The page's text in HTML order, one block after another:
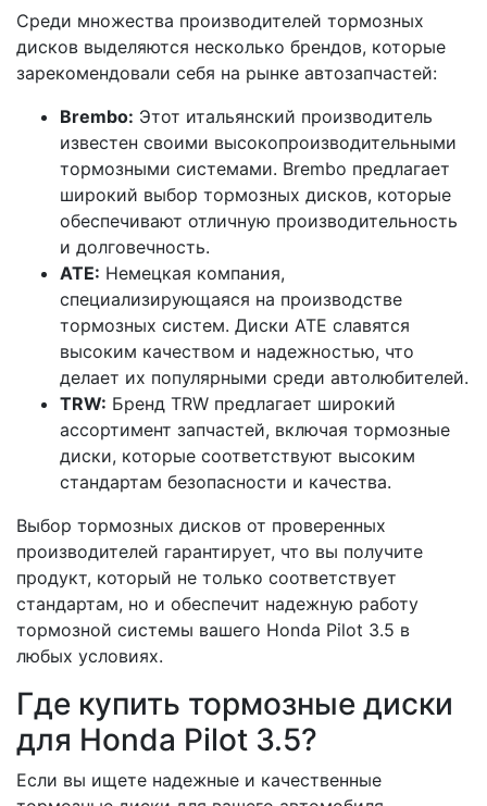
Среди множества производителей тормозных
дисков выделяются несколько брендов, которые
зарекомендовали себя на рынке автозапчастей:
Brembo: Этот итальянский производитель
известен своими высокопроизводительными
тормозными системами. Brembo предлагает
широкий выбор тормозных дисков, которые
обеспечивают отличную производительность
и долговечность.
ATE: Немецкая компания,
специализирующаяся на производстве
тормозных систем. Диски ATE славятся
высоким качеством и надежностью, что
делает их популярными среди автолюбителей.
TRW: Бренд TRW предлагает широкий
ассортимент запчастей, включая тормозные
диски, которые соответствуют высоким
стандартам безопасности и качества.
Выбор тормозных дисков от проверенных
производителей гарантирует, что вы получите
продукт, который не только соответствует
стандартам, но и обеспечит надежную работу
тормозной системы вашего Honda Pilot 3.5 в
любых условиях.
Где купить тормозные диски
для Honda Pilot 3.5?
Если вы ищете надежные и качественные